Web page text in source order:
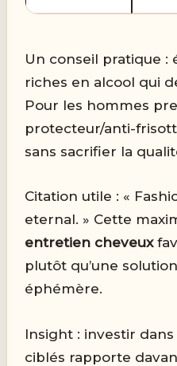
Un conseil pratique :
riches en alcool qui
Pour les hommes
protecteur/anti-
sans sacrifier la
Citation utile : «
eternal. » Cette
entretien cheveux
plutôt qu’une
éphémère.
Insight : investir dans
ciblés rapporte